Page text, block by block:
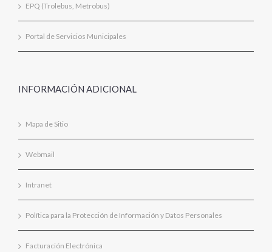
EPQ (Trolebus, Metrobus)
Portal de Servicios Municipales
INFORMACIÓN ADICIONAL
Mapa de Sitio
Webmail
Intranet
Política para la Protección de Información y Datos Personales
Facturación Electrónica